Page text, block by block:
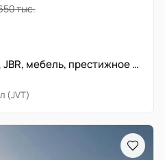
тыс.
Люкс на высоком этаже, JBR, мебель, престижное место
(JVT)